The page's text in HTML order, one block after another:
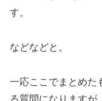
す。
などなどと。
一応ここでまとめた
る質問になりますが